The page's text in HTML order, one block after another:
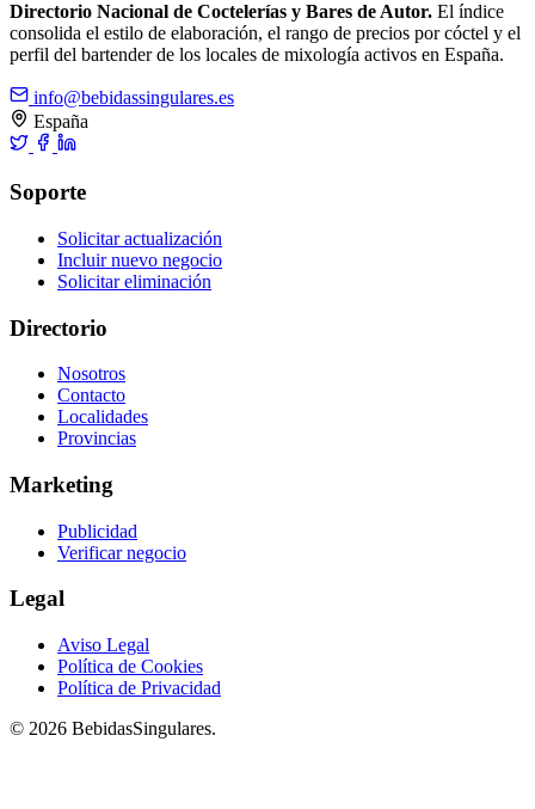
Directorio Nacional de Coctelerías y Bares de Autor. El índice
consolida el estilo de elaboración, el rango de precios por cóctel y el
perfil del bartender de los locales de mixología activos en España.
info@bebidassingulares.es
España
Soporte
Solicitar actualización
Incluir nuevo negocio
Solicitar eliminación
Directorio
Nosotros
Contacto
Localidades
Provincias
Marketing
Publicidad
Verificar negocio
Legal
Aviso Legal
Política de Cookies
Política de Privacidad
© 2026 BebidasSingulares.